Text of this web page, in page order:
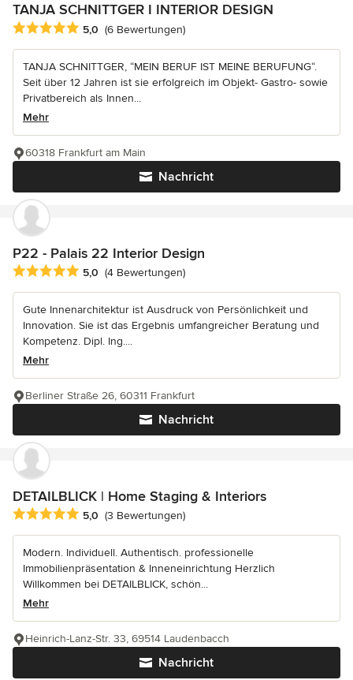
TANJA SCHNITTGER I INTERIOR DESIGN
Durchschnittliche Bewertung: 5 von 5 Sternen
5,0 (6 Bewertungen)
TANJA SCHNITTGER, “MEIN BERUF IST MEINE BERUFUNG“.
Seit über 12 Jahren ist sie erfolgreich im Objekt- Gastro- sowie
Privatbereich als Innen...
Mehr
Nachricht
60318 Frankfurt am Main
P22 - Palais 22 Interior Design
Durchschnittliche Bewertung: 5 von 5 Sternen
5,0 (4 Bewertungen)
Gute Innenarchitektur ist Ausdruck von Persönlichkeit und
Innovation. Sie ist das Ergebnis umfangreicher Beratung und
Kompetenz. Dipl. Ing....
Mehr
Nachricht
Berliner Straße 26, 60311 Frankfurt
DETAILBLICK | Home Staging & Interiors
Durchschnittliche Bewertung: 5 von 5 Sternen
5,0 (3 Bewertungen)
Modern. Individuell. Authentisch. professionelle
Immobilienpräsentation & Inneneinrichtung Herzlich
Willkommen bei DETAILBLICK, schön...
Mehr
Nachricht
Heinrich-Lanz-Str. 33, 69514 Laudenbacch